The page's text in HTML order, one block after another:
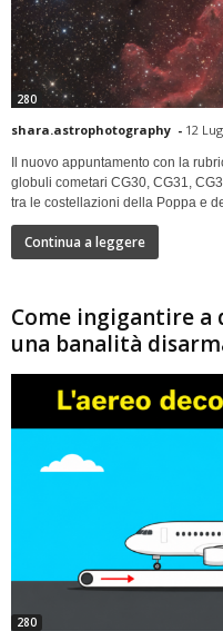
280
shara.astrophotography - 12
Il nuovo appuntamento con la
globuli cometari CG30, CG31,
tra le costellazioni della Poppa e
Continua a leggere
Come ingigantire a
una banalità
280